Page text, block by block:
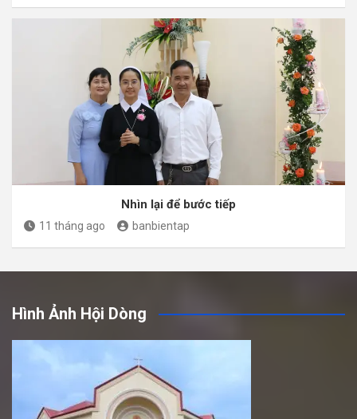
Nhìn lại để bước tiếp
11 tháng ago banbientap
Hình Ảnh Hội Dòng